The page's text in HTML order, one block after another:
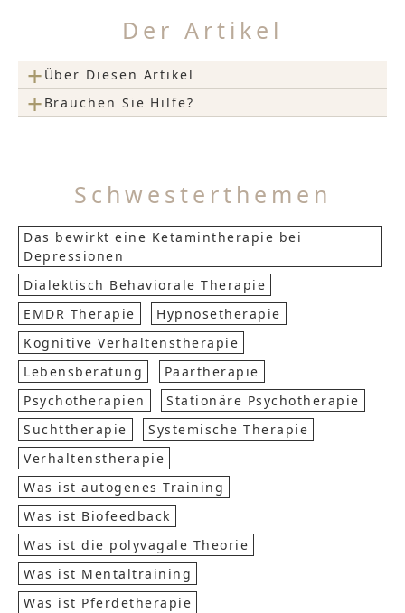
Der Artikel
+ Über Diesen Artikel
+ Brauchen Sie Hilfe?
Schwesterthemen
Das bewirkt eine Ketamintherapie bei
Depressionen
Dialektisch Behaviorale Therapie
EMDR Therapie
Hypnosetherapie
Kognitive Verhaltenstherapie
Lebensberatung
Paartherapie
Psychotherapien
Stationäre Psychotherapie
Suchttherapie
Systemische Therapie
Verhaltenstherapie
Was ist autogenes Training
Was ist Biofeedback
Was ist die polyvagale Theorie
Was ist Mentaltraining
Was ist Pferdetherapie